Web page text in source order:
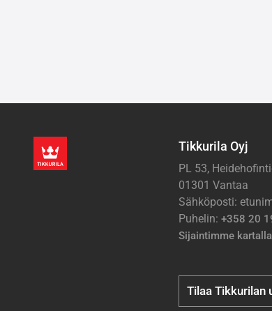
Tikkurila Oyj
PL 53,
01301 Vantaa
Sähköposti:
Puhelin: +358 20
Sijaintimme kartalla
Tilaa Tikkurilan